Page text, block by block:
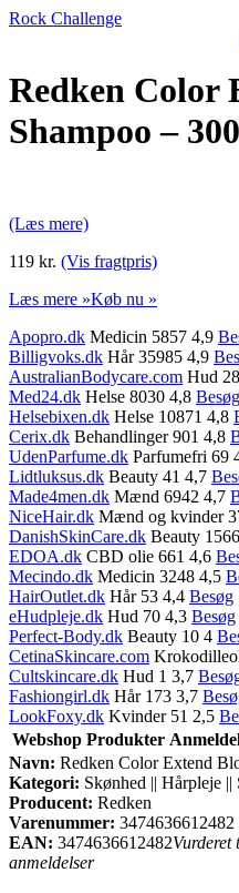
Rock Challenge
Redken Color
Shampoo –
(Læs mere)
119 kr. (Vis fragtpris)
Læs mere »Køb nu »
Apopro.dk Medicin 5857 4,9
Billigvoks.dk Hår 35985 4,9
AustralianBodycare.com Hud
Med24.dk Helse 8030 4,8 Besøg
Helsebixen.dk Helse 10871 4,8
Cerix.dk Behandlinger 901 4,8
UdenParfume.dk Parfumefri 69
Lidtluksus.dk Beauty 41 4,7
Made4men.dk Mænd 6942 4,7
NiceHair.dk Mænd og kvinder
DanishSkinCare.dk Beauty
EDOA.dk CBD olie 661 4,6
Mecindo.dk Medicin 3248 4,5
HairOutlet.dk Hår 53 4,4 Besøg
eHudpleje.dk Hud 70 4,3 Besøg
Perfect-Body.dk Beauty 10 4
CetinaSkincare.com
Cultskincare.dk Hud 1 3,7
Fashiongirl.dk Hår 173 3,7
LookFoxy.dk Kvinder 51 2,5
Webshop Produkter
Navn: Redken Color Extend
Kategori: Skønhed || Hårpleje ||
Producent: Redken
Varenummer: 3474636612482
EAN: 3474636612482Vurderet
anmeldelser